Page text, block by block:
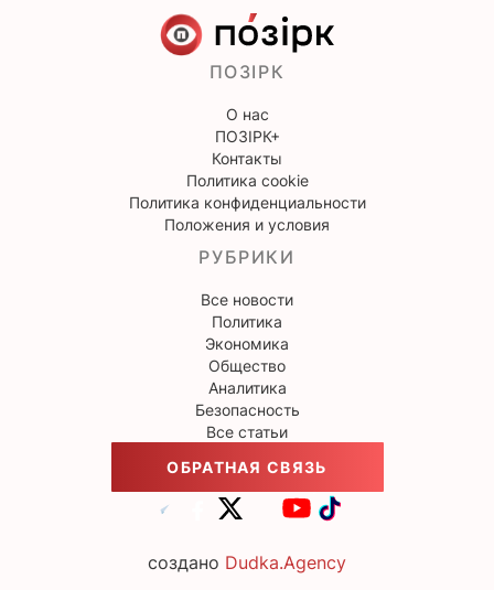
ПОЗІРК
О нас
ПОЗІРК+
Контакты
Политика cookie
Политика конфиденциальности
Положения и условия
РУБРИКИ
Все новости
Политика
Экономика
Общество
Аналитика
Безопасность
Все статьи
ОБРАТНАЯ СВЯЗЬ
создано Dudka.Agency